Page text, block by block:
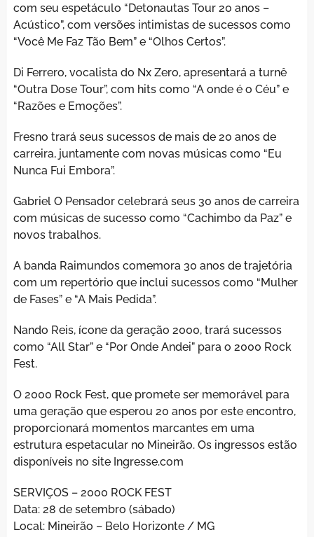
com seu espetáculo “Detonautas Tour 20 anos –
Acústico”, com versões intimistas de sucessos como
“Você Me Faz Tão Bem” e “Olhos Certos”.
Di Ferrero, vocalista do Nx Zero, apresentará a turnê
“Outra Dose Tour”, com hits como “A onde é o Céu” e
“Razões e Emoções”.
Fresno trará seus sucessos de mais de 20 anos de
carreira, juntamente com novas músicas como “Eu
Nunca Fui Embora”.
Gabriel O Pensador celebrará seus 30 anos de carreira
com músicas de sucesso como “Cachimbo da Paz” e
novos trabalhos.
A banda Raimundos comemora 30 anos de trajetória
com um repertório que inclui sucessos como “Mulher
de Fases” e “A Mais Pedida”.
Nando Reis, ícone da geração 2000, trará sucessos
como “All Star” e “Por Onde Andei” para o 2000 Rock
Fest.
O 2000 Rock Fest, que promete ser memorável para
uma geração que esperou 20 anos por este encontro,
proporcionará momentos marcantes em uma
estrutura espetacular no Mineirão. Os ingressos estão
disponíveis no site Ingresse.com
SERVIÇOS – 2000 ROCK FEST
Data: 28 de setembro (sábado)
Local: Mineirão – Belo Horizonte / MG